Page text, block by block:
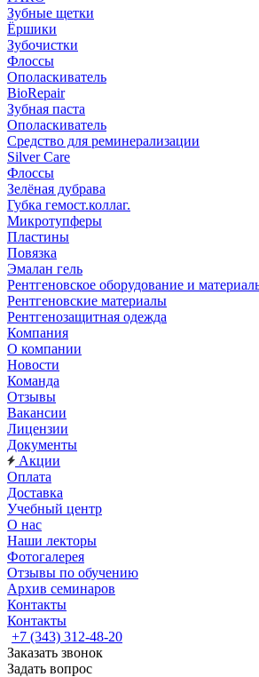
Зубные щетки
Ёршики
Зубочистки
Флоссы
Ополаскиватель
BioRepair
Зубная паста
Ополаскиватель
Средство для реминерализации
Silver Care
Флоссы
Зелёная дубрава
Губка гемост.коллаг.
Микротупферы
Пластины
Повязка
Эмалан гель
Рентгеновское оборудование и
Рентгеновские материалы
Рентгенозащитная одежда
Компания
О компании
Новости
Команда
Отзывы
Вакансии
Лицензии
Документы
Акции
Оплата
Доставка
Учебный центр
О нас
Наши лекторы
Фотогалерея
Отзывы по обучению
Архив семинаров
Контакты
Контакты
+7 (343) 312-48-20
Заказать звонок
Задать вопрос